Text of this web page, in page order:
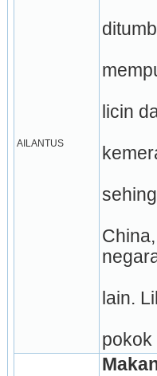
AILANTUS
licin
lain.
pokok